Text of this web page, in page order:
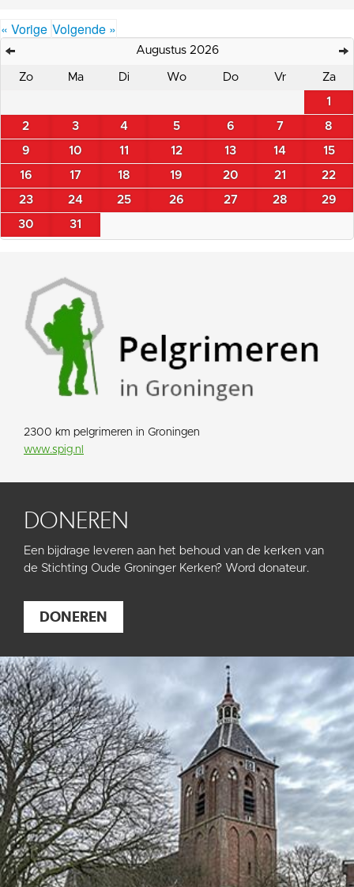
« Vorige Volgende »
Augustus 2026
Zo Ma Di Wo Do Vr Za
1
2 3 4 5 6 7 8
9 10 11 12 13 14 15
16 17 18 19 20 21 22
23 24 25 26 27 28 29
30 31
2300 km pelgrimeren in Groningen
www.spig.nl
DONEREN
Een bijdrage leveren aan het behoud van de kerken van
de Stichting Oude Groninger Kerken? Word donateur.
DONEREN